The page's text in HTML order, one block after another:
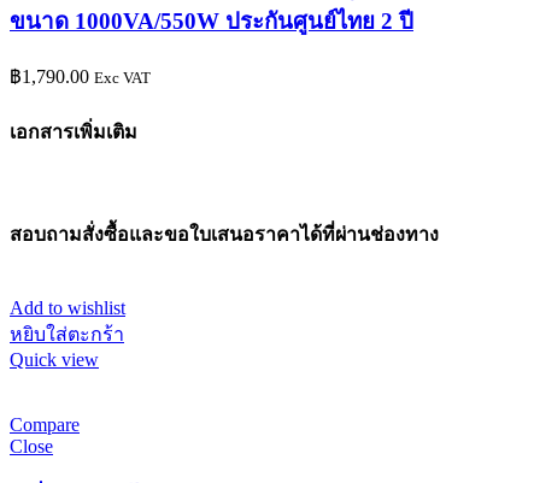
ขนาด 1000VA/550W ประกันศูนย์ไทย 2 ปี
฿1,790.00 Exc VAT
เอกสารเพิ่มเติม
สอบถามสั่งซื้อและขอใบเสนอราคาได้ที่ผ่านช่องทาง
Add to wishlist
หยิบใส่ตะกร้า
Quick view
Compare
Close